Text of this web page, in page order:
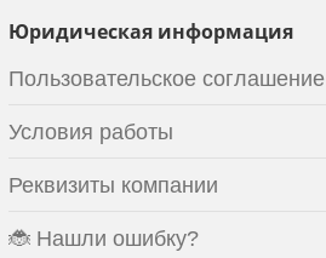
Юридическая информация
Пользовательское соглашение
Условия работы
Реквизиты компании
🐞 Нашли ошибку?